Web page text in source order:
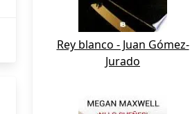
Rey blanco - Juan Gómez-
Jurado